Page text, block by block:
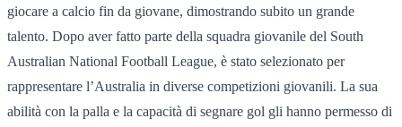
giocare a calcio fin da giovane, dimostrando subito un grande
talento. Dopo aver fatto parte della squadra giovanile del South
Australian National Football League, è stato selezionato per
rappresentare l’Australia in diverse competizioni giovanili. La sua
abilità con la palla e la capacità di segnare gol gli hanno permesso di